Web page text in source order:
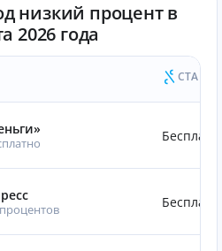
низкий процент в
2026 года
СТАВКА